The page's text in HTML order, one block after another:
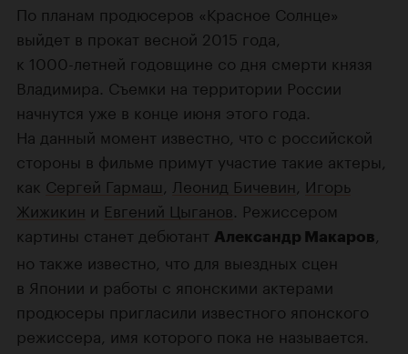
По планам продюсеров «Красное Солнце»
выйдет в прокат весной 2015 года,
к 1000-летней годовщине со дня смерти князя
Владимира. Съемки на территории России
начнутся уже в конце июня этого года.
На данный момент известно, что с российской
стороны в фильме примут участие такие актеры,
как Сергей Гармаш Леонид Бичевин Игорь
Жижикин и Евгений Цыганов . Режиссером
картины станет дебютант Александр Макаров
но также известно, что для выездных сцен
в Японии и работы с японскими актерами
продюсеры пригласили известного японского
режиссера, имя которого пока не называется.